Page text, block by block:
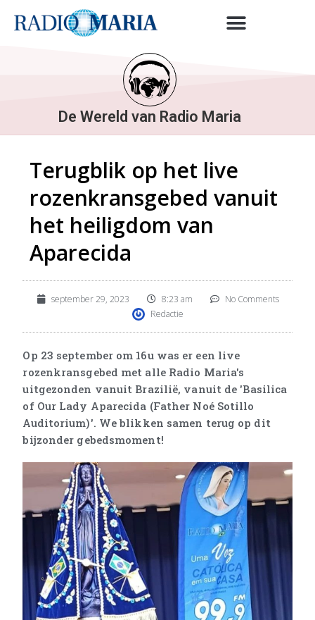
De Wereld van Radio Maria
Terugblik op het live
rozenkransgebed vanuit
het heiligdom van
Aparecida
september 29, 2023 8:23 am
No Comments
Redactie
Op 23 september om 16u was er een live
rozenkransgebed met alle Radio Maria's
uitgezonden vanuit Brazilië, vanuit de 'Basilica
of Our Lady Aparecida (Father Noé Sotillo
Auditorium)'. We blikken samen terug op dit
bijzonder gebedsmoment!